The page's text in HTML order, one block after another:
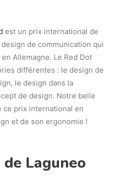
est un prix international de
de communication qui
Allemagne. Le Red Dot
différentes : le design de
le design dans la
de design. Notre belle
ce prix international en
et de son ergonomie !
Laguneo